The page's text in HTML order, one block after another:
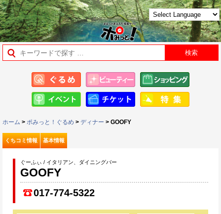
ホーム > ポみっと！ぐるめ > ディナー > GOOFY
くちコミ情報 基本情報
ぐーふぃ / イタリアン、ダイニングバー
GOOFY
017-774-5322